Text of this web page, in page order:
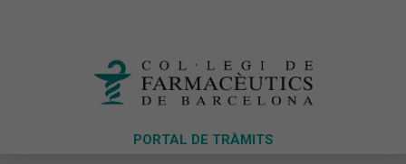
PORTAL DE TRÀMITS